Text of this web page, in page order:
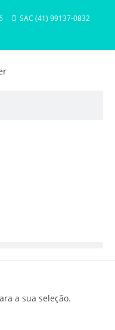
SAC (41) 99137-0832
a sua seleção.